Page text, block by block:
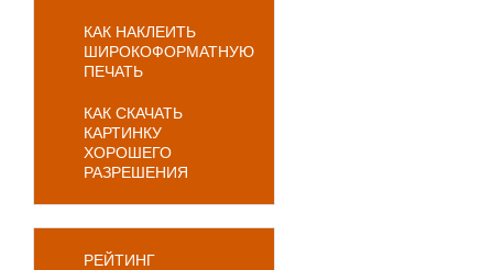
КАК НАКЛЕИТЬ
ШИРОКОФОРМАТНУЮ
ПЕЧАТЬ
КАК СКАЧАТЬ
КАРТИНКУ
ХОРОШЕГО
РАЗРЕШЕНИЯ
РЕЙТИНГ